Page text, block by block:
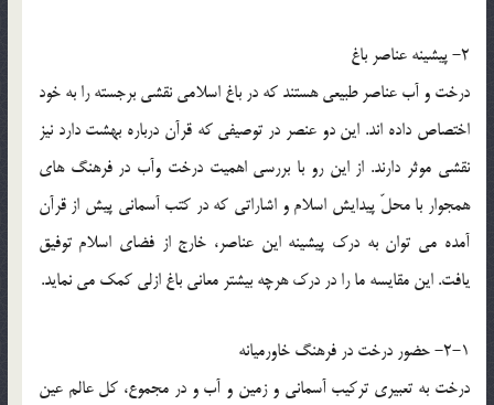
2- پیشینه عناصر باغ
درخت و آب عناصر طبیعی هستند که در باغ اسلامی نقشی برجسته را به خود
اختصاص داده اند. این دو عنصر در توصیفی که قرآن درباره بهشت دارد نیز
نقشی موثر دارند. از این رو با بررسی اهمیت درخت وآب در فرهنگ های
همجوار با محلّ پیدایش اسلام و اشاراتی که در کتب آسمانی پیش از قرآن
آمده می توان به درک پیشینه این عناصر، خارج از فضای اسلام توفیق
یافت. این مقایسه ما را در درک هرچه بیشتر معانی باغ ازلی کمک می نماید.
2-1- حضور درخت در فرهنگ خاورمیانه
درخت به تعبیری ترکیب آسمانی و زمین و آب و در مجموع، کل عالم عین